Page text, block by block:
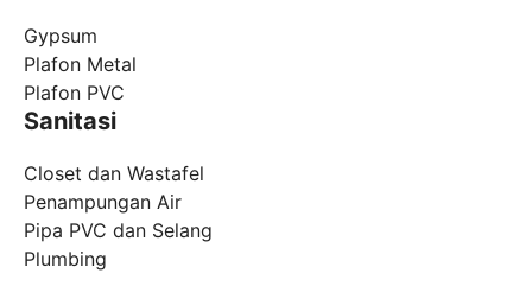
Gypsum
Plafon Metal
Plafon PVC
Sanitasi
Closet dan Wastafel
Penampungan Air
Pipa PVC dan Selang
Plumbing